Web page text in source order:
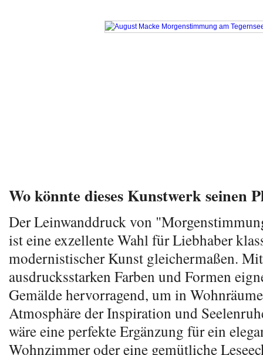
Wo könnte dieses Kunstwerk seinen
Der Leinwanddruck von
ist eine exzellente Wahl für Liebhaber
modernistischer Kunst gleichermaßen.
ausdrucksstarken Farben und Formen
Gemälde hervorragend, um in
Atmosphäre der Inspiration und
wäre eine perfekte Ergänzung für ein
Wohnzimmer oder eine gemütliche